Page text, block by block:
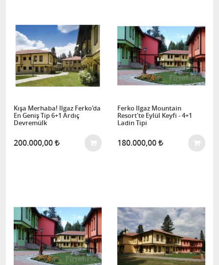
Kışa Merhaba! Ilgaz Ferko'da
En Geniş Tip 6+1 Ardıç
Devremülk
200.000,00
Ferko Ilgaz Mountain
Resort'te Eylül Keyfi - 4+1
Ladin Tipi
180.000,00